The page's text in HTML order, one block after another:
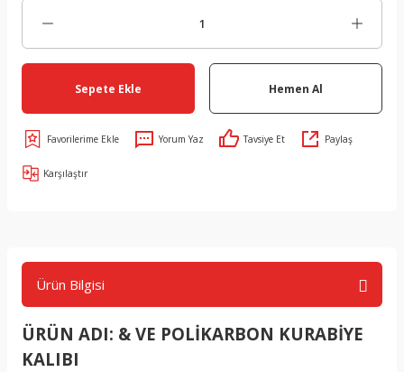
Sepete Ekle Hemen Al
Yorum Yaz Tavsiye Et Paylaş
Karşılaştır
Ürün Bilgisi
ÜRÜN ADI: & VE POLİKARBON KURABİYE
KALIBI